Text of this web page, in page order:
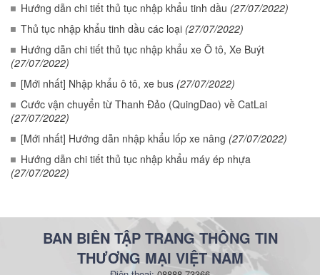
Hướng dẫn chi tiết thủ tục nhập khẩu tinh dầu (27/07/2022)
Thủ tục nhập khẩu tinh dầu các loại (27/07/2022)
Hướng dẫn chi tiết thủ tục nhập khẩu xe Ô tô, Xe Buýt
(27/07/2022)
[Mới nhất] Nhập khẩu ô tô, xe bus (27/07/2022)
Cước vận chuyển từ Thanh Đảo (QuingDao) về CatLai
(27/07/2022)
[Mới nhất] Hướng dẫn nhập khẩu lốp xe nâng (27/07/2022)
Hướng dẫn chi tiết thủ tục nhập khẩu máy ép nhựa
(27/07/2022)
BAN BIÊN TẬP TRANG THÔNG TIN
THƯƠNG MẠI VIỆT NAM